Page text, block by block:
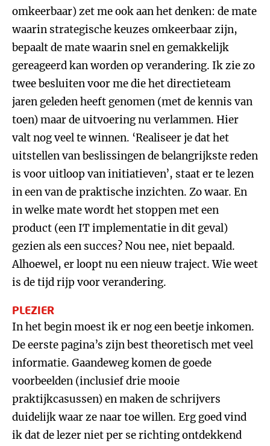
omkeerbaar) zet me ook aan het denken: de mate
waarin strategische keuzes omkeerbaar zijn,
bepaalt de mate waarin snel en gemakkelijk
gereageerd kan worden op verandering. Ik zie zo
twee besluiten voor me die het directieteam
jaren geleden heeft genomen (met de kennis van
toen) maar de uitvoering nu verlammen. Hier
valt nog veel te winnen. ‘Realiseer je dat het
uitstellen van beslissingen de belangrijkste reden
is voor uitloop van initiatieven’, staat er te lezen
in een van de praktische inzichten. Zo waar. En
in welke mate wordt het stoppen met een
product (een IT implementatie in dit geval)
gezien als een succes? Nou nee, niet bepaald.
Alhoewel, er loopt nu een nieuw traject. Wie weet
is de tijd rijp voor verandering.
PLEZIER
In het begin moest ik er nog een beetje inkomen.
De eerste pagina’s zijn best theoretisch met veel
informatie. Gaandeweg komen de goede
voorbeelden (inclusief drie mooie
praktijkcasussen) en maken de schrijvers
duidelijk waar ze naar toe willen. Erg goed vind
ik dat de lezer niet per se richting ontdekkend